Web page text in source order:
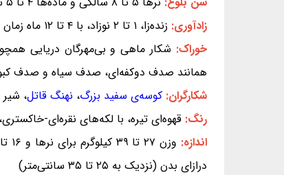
زادآوری: زنده‌زا، ۱ تا ۲ نوزاد، با ۴ تا ۱۲ ماه زمان بارداری
خوراک: شکار ماهی و بی‌مهرگان دریایی
همانند صدف دوکفه‌ای، صدف سیاه و صدف
شکارگران: کوسه‌ی سفید بزرگ، نهنگ قاتل، شیر
رنگ: قهوه‌ای تیره، با لکه‌های نقره‌ای-
اندازه:
درازای بدن (نزدیک به ۲۵ تا ۳۵ سانتی‌متر)